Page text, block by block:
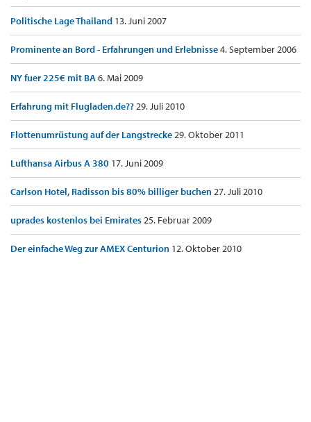
Politische Lage Thailand 13. Juni 2007
Prominente an Bord - Erfahrungen und Erlebnisse4. September 2006
NY fuer 225€ mit BA6. Mai 2009
Erfahrung mit Flugladen.de??29. Juli 2010
Flottenumrüstung auf der Langstrecke29. Oktober 2011
Lufthansa Airbus A 380 17. Juni 2009
Carlson Hotel, Radisson bis 80% billiger buchen27. Juli 2010
uprades kostenlos bei Emirates25. Februar 2009
Der einfache Weg zur AMEX Centurion 12. Oktober 2010